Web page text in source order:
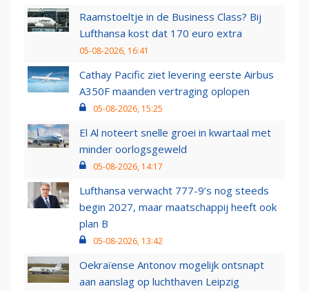
Raamstoeltje in de Business Class? Bij
Lufthansa kost dat 170 euro extra
05-08-2026, 16:41
Cathay Pacific ziet levering eerste Airbus
A350F maanden vertraging oplopen
05-08-2026, 15:25
El Al noteert snelle groei in kwartaal met
minder oorlogsgeweld
05-08-2026, 14:17
Lufthansa verwacht 777-9’s nog steeds
begin 2027, maar maatschappij heeft ook
plan B
05-08-2026, 13:42
Oekraïense Antonov mogelijk ontsnapt
aan aanslag op luchthaven Leipzig